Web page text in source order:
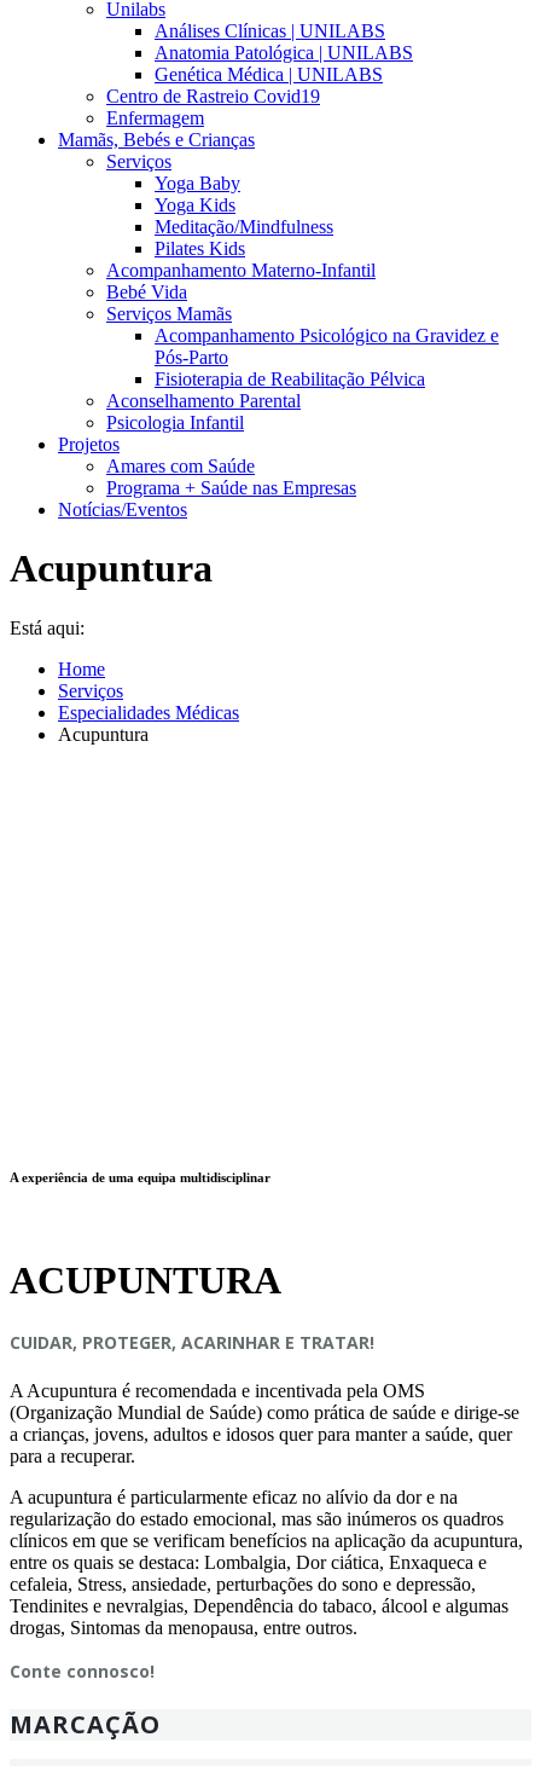
Unilabs
Análises Clínicas | UNILABS
Anatomia Patológica | UNILABS
Genética Médica | UNILABS
Centro de Rastreio Covid19
Enfermagem
Mamãs, Bebés e Crianças
Serviços
Yoga Baby
Yoga Kids
Meditação/Mindfulness
Pilates Kids
Acompanhamento Materno-Infantil
Bebé Vida
Serviços Mamãs
Acompanhamento Psicológico na Gravidez e
Pós-Parto
Fisioterapia de Reabilitação Pélvica
Aconselhamento Parental
Psicologia Infantil
Projetos
Amares com Saúde
Programa + Saúde nas Empresas
Notícias/Eventos
Acupuntura
Está aqui:
Home
Serviços
Especialidades Médicas
Acupuntura
A experiência de uma equipa multidisciplinar
ACUPUNTURA
CUIDAR, PROTEGER, ACARINHAR E TRATAR!
A Acupuntura é recomendada e incentivada pela OMS
(Organização Mundial de Saúde) como prática de saúde e dirige-se
a crianças, jovens, adultos e idosos quer para manter a saúde, quer
para a recuperar.
A acupuntura é particularmente eficaz no alívio da dor e na
regularização do estado emocional, mas são inúmeros os quadros
clínicos em que se verificam benefícios na aplicação da acupuntura,
entre os quais se destaca: Lombalgia, Dor ciática, Enxaqueca e
cefaleia, Stress, ansiedade, perturbações do sono e depressão,
Tendinites e nevralgias, Dependência do tabaco, álcool e algumas
drogas, Sintomas da menopausa, entre outros.
Conte connosco!
MARCAÇÃO